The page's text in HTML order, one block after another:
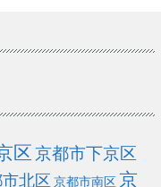
区京都市下京区
北区 京都市南区 京